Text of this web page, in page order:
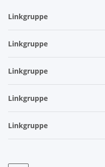
Linkgruppe
Linkgruppe
Linkgruppe
Linkgruppe
Linkgruppe